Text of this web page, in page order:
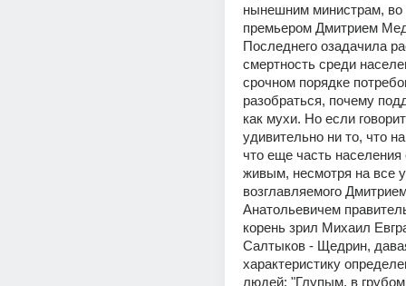
нынешним министрам, во
премьером Дмитрием
Последнего озадачила
смертность среди
срочном порядке
разобраться, почему
как мухи. Но если
удивительно ни то, что
что еще часть населения
живым, несмотря на все
возглавляемого
Анатольевичем
корень зрил Михаил
Салтыков - Щедрин,
характеристику
людей: "Глупым, в грубом